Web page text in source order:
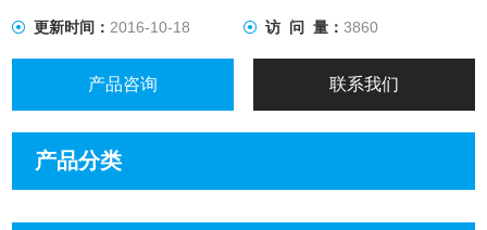
更新时间：2016-10-18 访 问 量： 3860
产品咨询 联系我们
产品分类